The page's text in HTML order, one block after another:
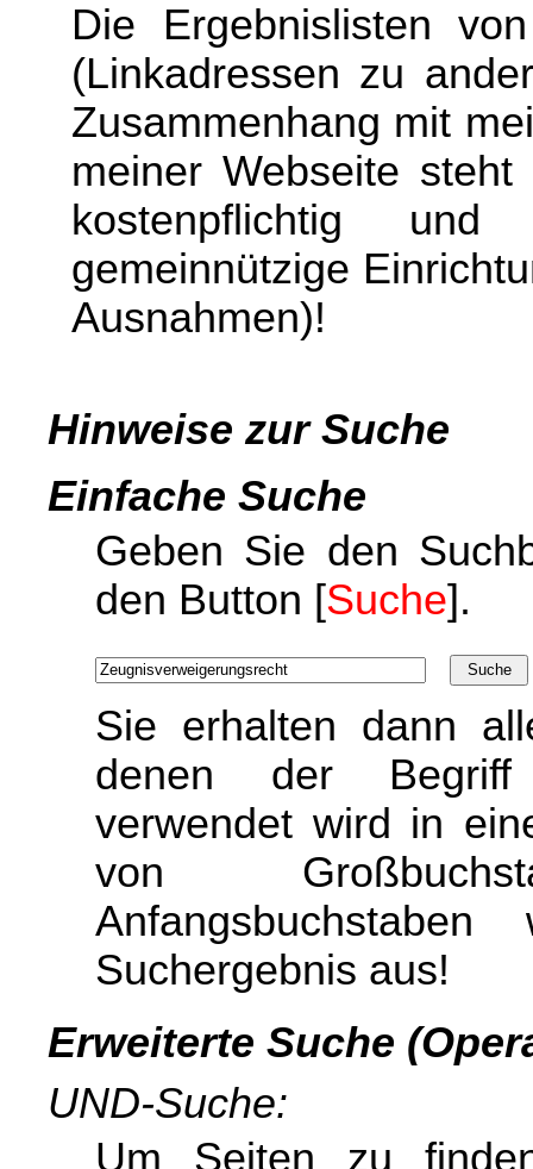
Die Ergebnislisten
(Linkadressen zu
Zusammenhang mit
meiner Webseite
kostenpflichtig
gemeinnützige
Ausnahmen)!
Hinweise zur Suche
Einfache Suche
Geben Sie den
den Button [Suche].
Sie erhalten dann
denen der
verwendet wird in
von
Suchergebnis aus!
Erweiterte Suche
UND-Suche:
Um Seiten zu